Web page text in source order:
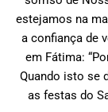
estejamos na
a confiança de
em Fátima:
Quando isto se
as festas do